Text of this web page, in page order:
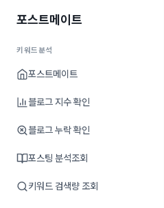
포스트메이트
키워드분석
포스트메이트
블로그 지수 확인
블로그 누락 확인
포스팅 분석조회
키워드 검색량 조회